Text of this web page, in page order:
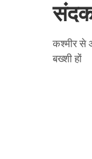
कश्मीर से
बख्शी हों